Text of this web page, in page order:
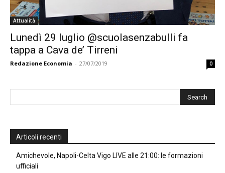
Attualità
Lunedì 29 luglio @scuolasenzabulli fa
tappa a Cava de’ Tirreni
Redazione Economia - 27/07/2019 0
Articoli recenti
Amichevole, Napoli-Celta Vigo LIVE alle 21:00: le formazioni
ufficiali